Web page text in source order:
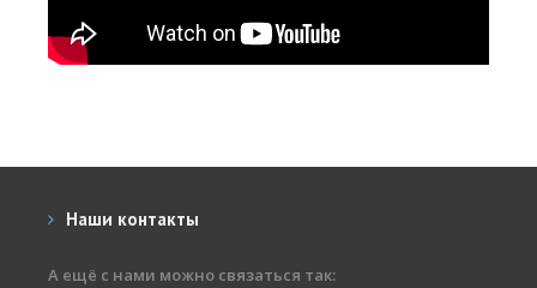
Наши контакты
А ещё с нами можно связаться так: